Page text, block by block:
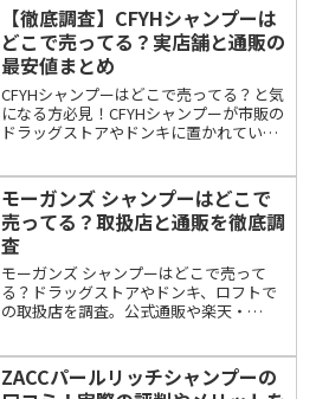
【徹底調査】CFYHシャンプーは
どこで売ってる？実店舗と通販の
最安値まとめ
CFYHシャンプーはどこで売ってる？と気
になる方必見！CFYHシャンプーが市販の
ドラッグストアやドンキに置かれていな
Yahoo!・Qoo10）の情報を調査。最安値
で買うには？
モーガンズ シャンプーはどこで
売ってる？取扱店と通販を徹底調
査
モーガンズ シャンプーはどこで売って
る？ドラッグストアやドンキ、ロフトで
の取扱店を調査。公式通販や楽天・
ZACCパールリッチシャンプーの